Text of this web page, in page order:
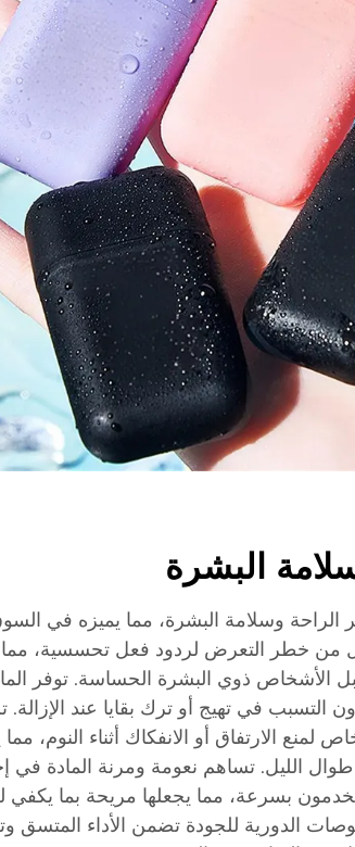
البشرة
الراحة وسلامة البشرة، مما يميزه في
من خطر التعرض لردود فعل تحسسية، مما
الأشخاص ذوي البشرة الحساسة. توفر
التسبب في تهيج أو ترك بقايا عند
الارتفاق أو الانفكاك أثناء النوم،
طوال الليل. تساهم نعومة ومرنة المادة
بسرعة، مما يجعلها مريحة بما يكفي
الدورية للجودة تضمن الأداء المتسق